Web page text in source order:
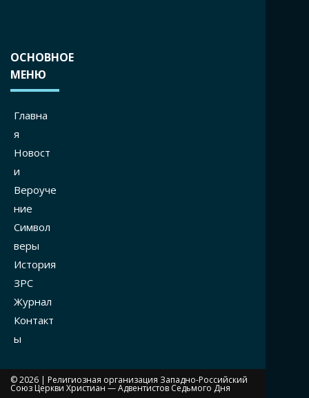
ОСНОВНОЕ
МЕНЮ
Главна
я
Новост
и
Вероуче
ние
Символ
веры
История
ЗРС
Журнал
Контакт
ы
© 2026 | Религиозная организация Западно-Российский
Союз Церкви Христиан — Адвентистов Седьмого Дня